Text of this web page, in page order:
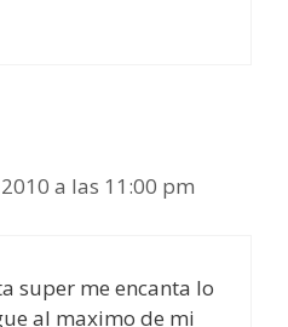
a las 11:00 pm
super me encanta lo
al maximo de mi